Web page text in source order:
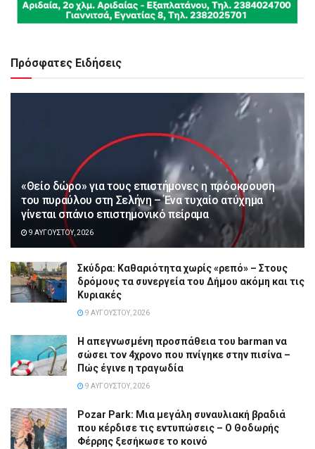
Πρόσφατες Ειδήσεις
«Θείο δώρο» για τους επιστήμονες η πρόσκρουση
του πυραύλου στη Σελήνη – Ένα τυχαίο ατύχημα
γίνεται σπάνιο επιστημονικό πείραμα
9 ΑΥΓΟΎΣΤΟΥ, 2026
Σκύδρα: Καθαριότητα χωρίς «ρεπό» – Στους
δρόμους τα συνεργεία του Δήμου ακόμη και τις
Κυριακές
9 ΑΥΓΟΎΣΤΟΥ, 2026
Η απεγνωσμένη προσπάθεια του barman να
σώσει τον 4χρονο που πνίγηκε στην πισίνα –
Πώς έγινε η τραγωδία
9 ΑΥΓΟΎΣΤΟΥ, 2026
Pozar Park: Μια μεγάλη συναυλιακή βραδιά
που κέρδισε τις εντυπώσεις – Ο Θοδωρής
Φέρρης ξεσήκωσε το κοινό